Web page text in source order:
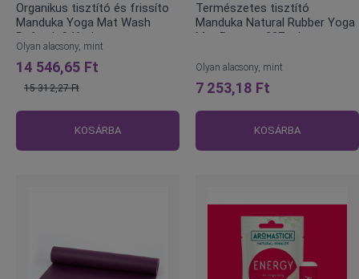
Organikus tisztító és frissíto
Manduka Yoga Mat Wash
Refresh 946ml
Olyan alacsony, mint
14 546,65 Ft
15 312,27 Ft
KOSÁRBA
Természetes tisztító
Manduka Natural Rubber Yoga
Mat Restore 227 ml
Olyan alacsony, mint
7 253,18 Ft
KOSÁRBA